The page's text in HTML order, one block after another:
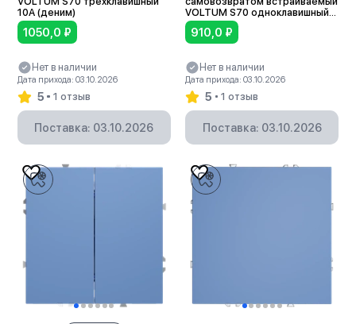
10А (деним)
1050,0 ₽
Нет в наличии
Дата прихода: 03.10.2026
5 1 отзыв
Поставка: 03.10.2026
VOLTUM S70 одноклавишный
10А (деним)
910,0 ₽
Нет в наличии
Дата прихода: 03.10.2026
5 1 отзыв
Поставка: 03.10.2026